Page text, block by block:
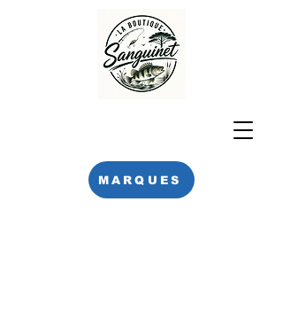
MARQUES